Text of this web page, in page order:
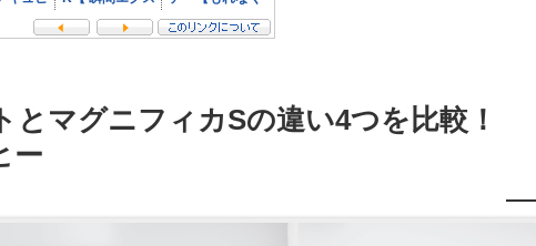
とマグニフィカSの違い4つを比較！
ー